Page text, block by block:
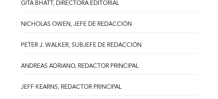
GITA BHATT, DIRECTORA EDITORIAL
NICHOLAS OWEN, JEFE DE REDACCIÓN
PETER J. WALKER, SUBJEFE DE REDACCIÓN
ANDREAS ADRIANO, REDACTOR PRINCIPAL
JEFF KEARNS, REDACTOR PRINCIPAL